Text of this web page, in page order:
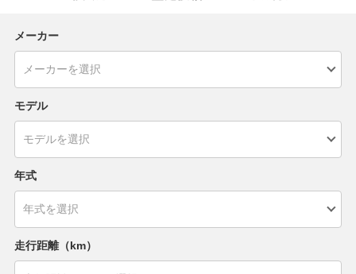
メーカー
モデル
年式
走行距離（km）